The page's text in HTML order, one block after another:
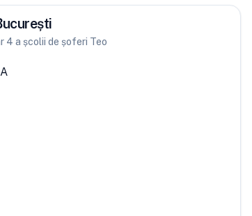
4 a școlii de șoferi Teo